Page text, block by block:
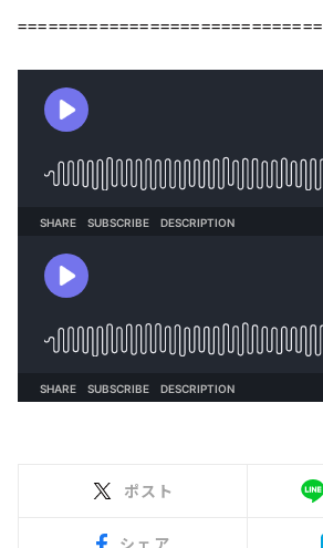
==============================
ポスト